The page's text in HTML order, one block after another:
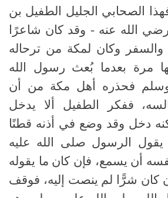
الصحابي الجليل الطفيل بن
الله عنه - وقد كان شاعرًا
والسفر وكان لمكة من ترحاله
مرة بعدما بُعث رسول الله
فحذره أهل مكة من أن
ففكر الطفيل ألا يدخل
دخل وقد وضع في أذنه قطنًا
الرسول صلى الله عليه
أن يسمع، فإن كان ما يقوله
كان شرًّا لم ينصت إليه، فوقف